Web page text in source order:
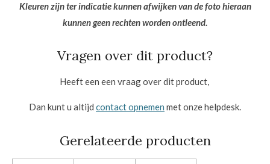
Kleuren zijn ter indicatie kunnen afwijken van de foto hieraan
kunnen geen rechten worden ontleend.
Vragen over dit product?
Heeft een een vraag over dit product,
Dan kunt u altijd contact opnemen met onze helpdesk.
Gerelateerde producten